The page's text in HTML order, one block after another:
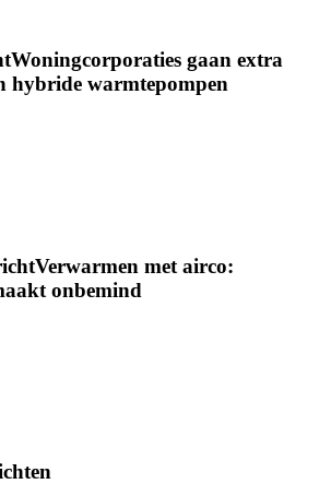
Woningcorporaties gaan extra
hybride warmtepompen
Verwarmen met airco:
onbemind